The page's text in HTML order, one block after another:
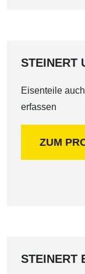
STEINERT
Eisenteile
erfassen
ZUM
STEINERT